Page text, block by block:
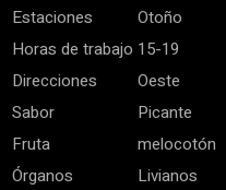
Estaciones
Otoño
Horas de trabajo 15-19
Direcciones
Oeste
Sabor
Picante
Fruta
melocotón
Órganos
Livianos